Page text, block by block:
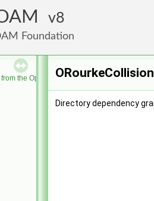
8
Foundation
the OpenFOAM Foundation
Directory dependency